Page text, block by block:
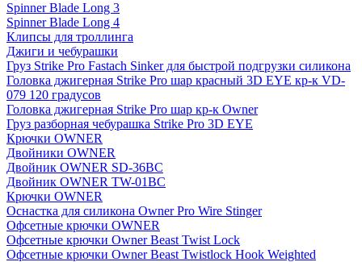
Spinner Blade Long 3
Spinner Blade Long 4
Клипсы для троллинга
Джиги и чебурашки
Груз Strike Pro Fastach Sinker для быстрой подгрузки силикона
Головка джигерная Strike Pro шар красный 3D EYE кр-к VD-
079 120 градусов
Головка джигерная Strike Pro шар кр-к Owner
Груз разборная чебурашка Strike Pro 3D EYE
Крючки OWNER
Двойники OWNER
Двойник OWNER SD-36BC
Двойник OWNER TW-01BC
Крючки OWNER
Оснастка для силикона Owner Pro Wire Stinger
Офсетные крючки OWNER
Офсетные крючки Owner Beast Twist Lock
Офсетные крючки Owner Beast Twistlock Hook Weighted